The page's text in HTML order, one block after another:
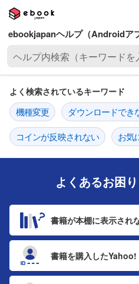
ナ
ビ
ゲ
ー
ン
へ
ス
キ
ッ
メ
イ
ン
コ
ン
ツ
へ
ス
キ
プ
内
検
索
（
ド
入
よく検索されているキーワード
機種変更
ダウンロードでき
コインが反映されない
お気
よくあるお困
書籍が本棚に表示され
書籍を購入したYahoo!